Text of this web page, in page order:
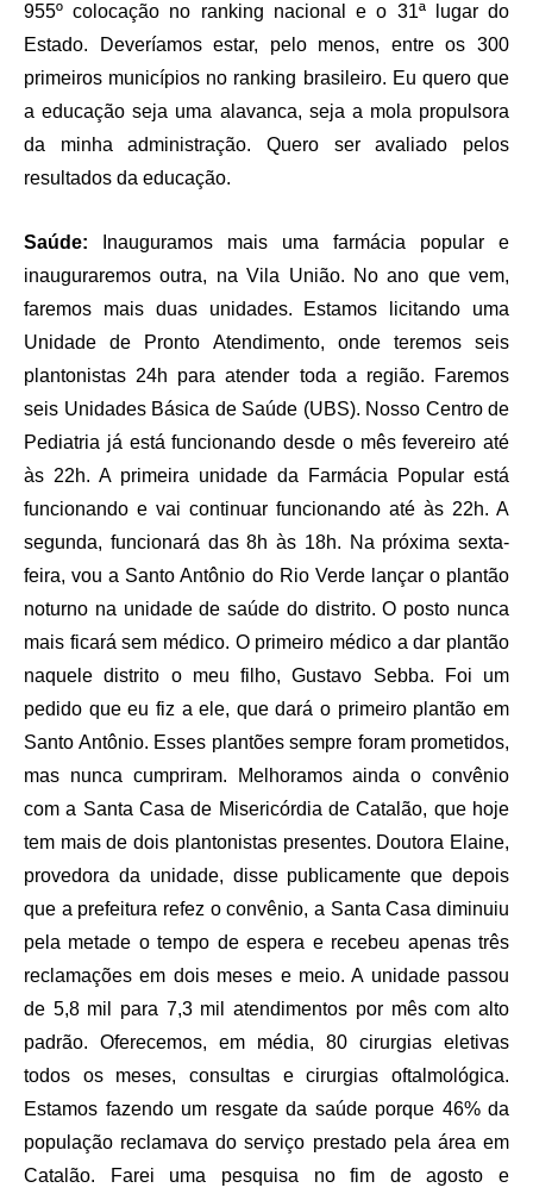
955º colocação no ranking nacional e o 31ª lugar do
Estado. Deveríamos estar, pelo menos, entre os 300
primeiros municípios no ranking brasileiro. Eu quero que
a educação seja uma alavanca, seja a mola propulsora
da minha administração. Quero ser avaliado pelos
resultados da educação.
Saúde:
Inauguramos mais uma farmácia popular e
inauguraremos outra, na Vila União. No ano que vem,
faremos mais duas unidades. Estamos licitando uma
Unidade de Pronto Atendimento, onde teremos seis
plantonistas 24h para atender toda a região. Faremos
seis Unidades Básica de Saúde (UBS). Nosso Centro de
Pediatria já está funcionando desde o mês fevereiro até
às 22h. A primeira unidade da Farmácia Popular está
funcionando e vai continuar funcionando até às 22h. A
segunda, funcionará das 8h às 18h. Na próxima sexta-
feira, vou a Santo Antônio do Rio Verde lançar o plantão
noturno na unidade de saúde do distrito. O posto nunca
mais ficará sem médico. O primeiro médico a dar plantão
naquele distrito o meu filho, Gustavo Sebba. Foi um
pedido que eu fiz a ele, que dará o primeiro plantão em
Santo Antônio. Esses plantões sempre foram prometidos,
mas nunca cumpriram. Melhoramos ainda o convênio
com a Santa Casa de Misericórdia de Catalão, que hoje
tem mais de dois plantonistas presentes. Doutora Elaine,
provedora da unidade, disse publicamente que depois
que a prefeitura refez o convênio, a Santa Casa diminuiu
pela metade o tempo de espera e recebeu apenas três
reclamações em dois meses e meio. A unidade passou
de 5,8 mil para 7,3 mil atendimentos por mês com alto
padrão. Oferecemos, em média, 80 cirurgias eletivas
todos os meses, consultas e cirurgias oftalmológica.
Estamos fazendo um resgate da saúde porque 46% da
população reclamava do serviço prestado pela área em
Catalão. Farei uma pesquisa no fim de agosto e